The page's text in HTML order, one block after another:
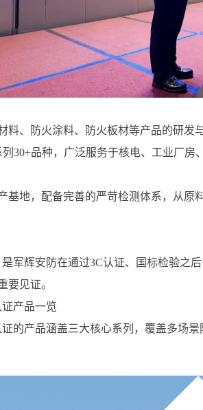
料、防火涂料、防火板材等产品的研发
列30+品种，广泛服务于核电、工业厂
基地，配备完善的严苛检测体系，从原
军辉安防在通过3C认证、国标检验之
要见证。
产品一览
的产品涵盖三大核心系列，覆盖多场